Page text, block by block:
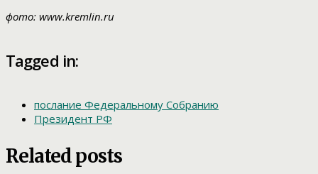
фото: www.kremlin.ru
Tagged in:
послание Федеральному Собранию
Президент РФ
Related posts